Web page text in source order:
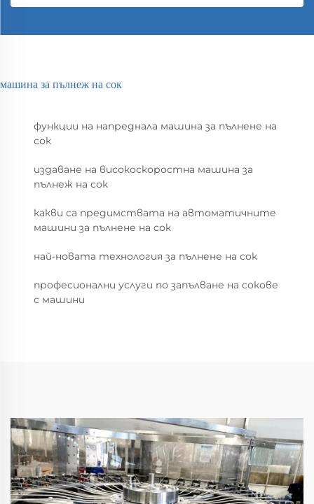
машина за пълнеж на сок
функции на напреднала машина за пълнене на
сок
издаване на високоскоростна машина за
пълнеж на сок
какви са предимствата на автоматичните
машини за пълнене на сок
най-новата технология за пълнене на сок
професионални услуги по запълване на сокове
с машини